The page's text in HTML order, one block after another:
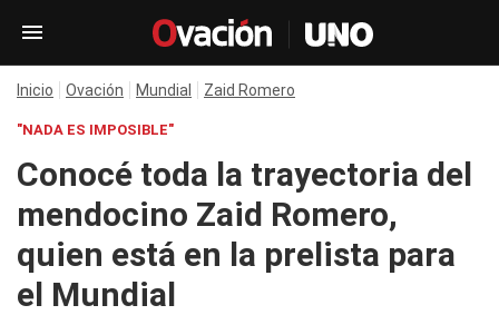
Inicio Ovación Mundial Zaid Romero
"NADA ES IMPOSIBLE"
Conocé toda la trayectoria del
mendocino Zaid Romero,
quien está en la prelista para
el Mundial